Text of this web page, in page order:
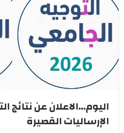
اليوم...الاعلان عن نتائج
الإرساليات القصيرة